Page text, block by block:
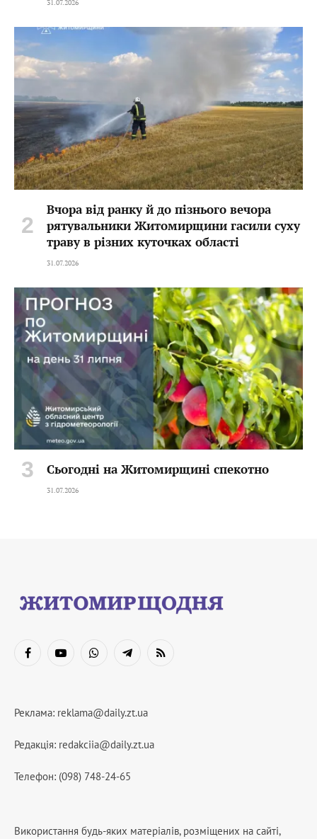
31.07.2026
Вчора від ранку й до пізнього вечора
рятувальники Житомирщини гасили суху
траву в різних куточках області
31.07.2026
Сьогодні на Житомирщині спекотно
31.07.2026
FacebookYouTubeWhatsAppTelegramRSS
Реклама: reklama@daily.zt.ua
Редакція: redakciia@daily.zt.ua
Телефон: (098) 748-24-65
Використання будь-яких матеріалів, розміщених на сайті,